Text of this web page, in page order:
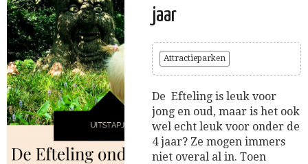
jaar
Attractieparken
De Efteling is leuk voor
jong en oud, maar is het ook
wel echt leuk voor onder de
4 jaar? Ze mogen immers
niet overal al in. Toen